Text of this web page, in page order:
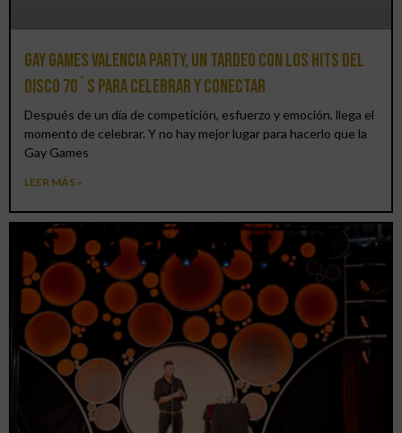
Gay Games Valencia Party, un tardeo con los hits del
DISCO 70´S para celebrar y conectar
Después de un día de competición, esfuerzo y emoción, llega el
momento de celebrar. Y no hay mejor lugar para hacerlo que la
Gay Games
LEER MÁS »